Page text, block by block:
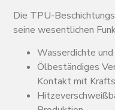
Die TPU-
seine wesentlichen
Wasserdichte
Ölbeständiges
Kontakt mit